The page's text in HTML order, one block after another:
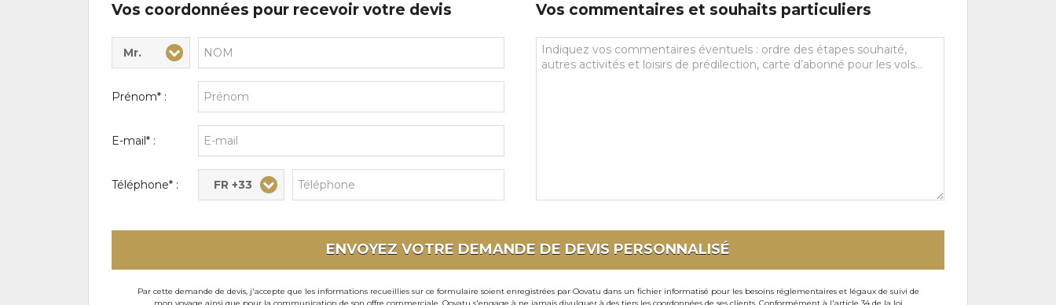
Vos coordonnées pour recevoir votre devis
Civilité* :
Mr.
Nom* :
Prénom* :
E-mail* :
Téléphone* : FR +33
Vos commentaires et souhaits particuliers
Vos
commentaires
ENVOYEZ VOTRE DEMANDE DE DEVIS PERSONNALISÉ
Par cette demande de devis, j'accepte que les informations recueillies sur ce formulaire soient enregistrées par Oovatu dans un fichier informatisé pour les besoins réglementaires et légaux de suivi de